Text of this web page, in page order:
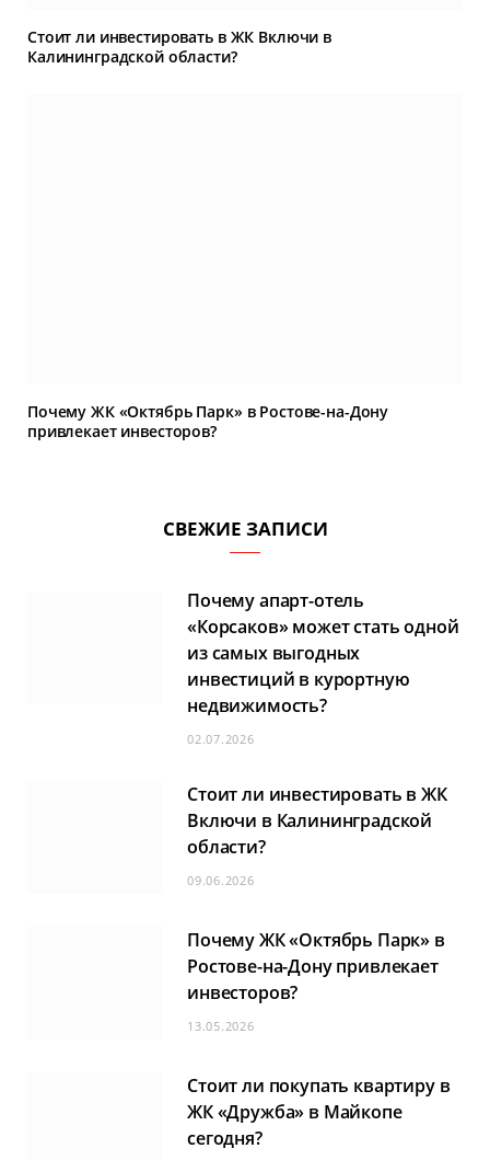
Стоит ли инвестировать в ЖК Включи в
Калининградской области?
Почему ЖК «Октябрь Парк» в Ростове-на-Дону
привлекает инвесторов?
СВЕЖИЕ ЗАПИСИ
Почему апарт-отель
«Корсаков» может стать одной
из самых выгодных
инвестиций в курортную
недвижимость?
02.07.2026
Стоит ли инвестировать в ЖК
Включи в Калининградской
области?
09.06.2026
Почему ЖК «Октябрь Парк» в
Ростове-на-Дону привлекает
инвесторов?
13.05.2026
Стоит ли покупать квартиру в
ЖК «Дружба» в Майкопе
сегодня?